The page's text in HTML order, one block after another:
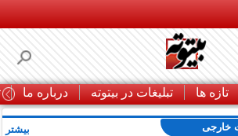
تازه ها تبلیغات در بیتوته درباره ما
خارجی بیشتر